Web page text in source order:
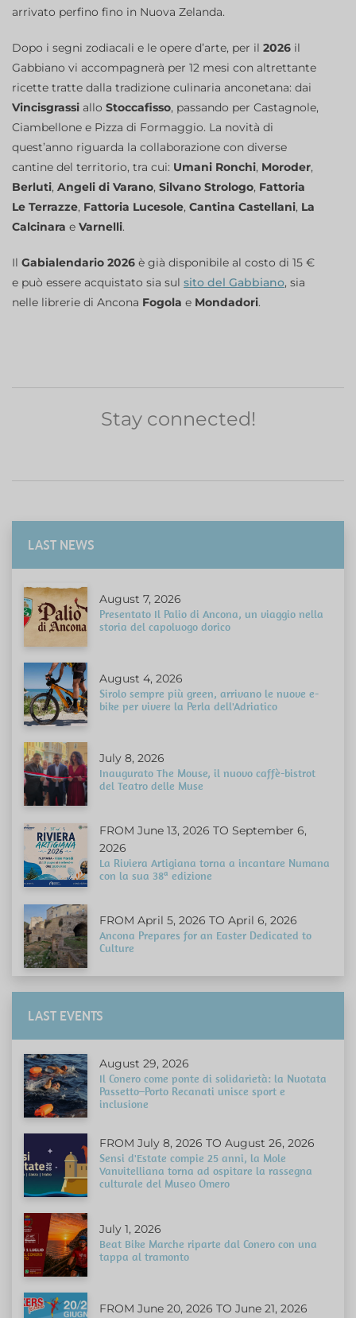
arrivato perfino fino in Nuova Zelanda.
Dopo i segni zodiacali e le opere d’arte, per il 2026 il
Gabbiano vi accompagnerà per 12 mesi con altrettante
ricette tratte dalla tradizione culinaria anconetana: dai
Vincisgrassi allo Stoccafisso, passando per Castagnole,
Ciambellone e Pizza di Formaggio. La novità di
quest’anno riguarda la collaborazione con diverse
cantine del territorio, tra cui: Umani Ronchi, Moroder,
Berluti, Angeli di Varano, Silvano Strologo, Fattoria
Le Terrazze, Fattoria Lucesole, Cantina Castellani, La
Calcinara e Varnelli.
Il Gabialendario 2026 è già disponibile al costo di 15 €
e può essere acquistato sia sul sito del Gabbiano, sia
nelle librerie di Ancona Fogola e Mondadori.
Stay connected!
LAST NEWS
August 7, 2026
Presentato Il Palio di Ancona, un viaggio nella
storia del capoluogo dorico
August 4, 2026
Sirolo sempre più green, arrivano le nuove e-
bike per vivere la Perla dell'Adriatico
July 8, 2026
Inaugurato The Mouse, il nuovo caffè-bistrot
del Teatro delle Muse
FROM June 13, 2026 TO September 6,
2026
La Riviera Artigiana torna a incantare Numana
con la sua 38ª edizione
FROM April 5, 2026 TO April 6, 2026
Ancona Prepares for an Easter Dedicated to
Culture
LAST EVENTS
August 29, 2026
Il Conero come ponte di solidarietà: la Nuotata
Passetto–Porto Recanati unisce sport e
inclusione
FROM July 8, 2026 TO August 26, 2026
Sensi d'Estate compie 25 anni, la Mole
Vanvitelliana torna ad ospitare la rassegna
culturale del Museo Omero
July 1, 2026
Beat Bike Marche riparte dal Conero con una
tappa al tramonto
FROM June 20, 2026 TO June 21, 2026